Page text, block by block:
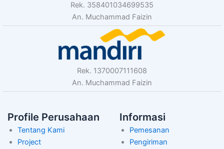
Rek. 358401034699535
An. Muchammad Faizin
Rek. 1370007111608
An. Muchammad Faizin
Profile Perusahaan
Tentang Kami
Project
Informasi
Pemesanan
Pengiriman